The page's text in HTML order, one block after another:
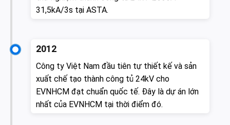
31,5kA/3s tại ASTA.
2012
Công ty Việt Nam đầu tiên tự thiết kế và sản
xuất chế tạo thành công tủ 24kV cho
EVNHCM đạt chuẩn quốc tế. Đây là dự án lớn
nhất của EVNHCM tại thời điểm đó.